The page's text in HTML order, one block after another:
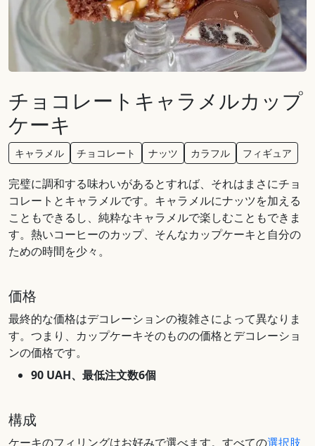
チョコレートキャラメルカップ
ケーキ
キャラメル チョコレート ナッツ カラフル フィギュア
完璧に調和する味わいがあるとすれば、それはまさにチョ
コレートとキャラメルです。キャラメルにナッツを加える
こともできるし、純粋なキャラメルで楽しむこともできま
す。熱いコーヒーのカップ、そんなカップケーキと自分の
ための時間を少々。
価格
最終的な価格はデコレーションの複雑さによって異なりま
す。つまり、カップケーキそのものの価格とデコレーショ
ンの価格です。
90 UAH、最低注文数6個
構成
ケーキのフィリングはお好みで選べます。すべての選択肢